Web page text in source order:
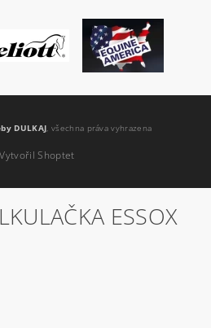
DULKAJ, všechna práva vyhrazena
Vytvořil Shoptet
ESSOX